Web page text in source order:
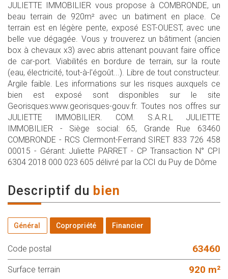
JULIETTE IMMOBILIER vous propose à COMBRONDE, un
beau terrain de 920m² avec un batiment en place. Ce
terrain est en légère pente, exposé EST-OUEST, avec une
belle vue dégagée. Vous y trouverez un bâtiment (ancien
box à chevaux x3) avec abris attenant pouvant faire office
de car-port. Viabilités en bordure de terrain, sur la route
(eau, électricité, tout-à-l'égoût...). Libre de tout constructeur.
Argile faible. Les informations sur les risques auxquels ce
bien est exposé sont disponibles sur le site
Georisques:www.georisques-gouv.fr. Toutes nos offres sur
JULIETTE IMMOBILIER. COM. S.A.R.L JULIETTE
IMMOBILIER - Siège social: 65, Grande Rue 63460
COMBRONDE - RCS Clermont-Ferrand SIRET 833 726 458
00015 - Gérant: Juliette PARRET - CP Transaction N° CPI
6304 2018 000 023 605 délivré par la CCI du Puy de Dôme
descriptif du bien
Général Copropriété Financier
Code postal 63460
surface terrain 920 m²